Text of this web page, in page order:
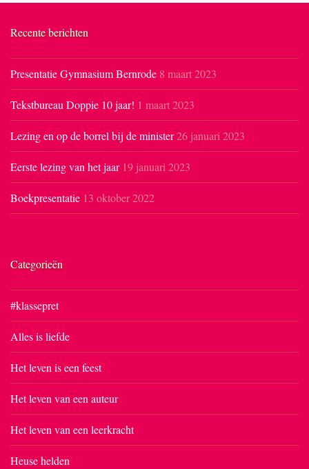
Recente berichten
Presentatie Gymnasium Bernrode 8 maart 2023
Tekstbureau Doppie 10 jaar! 1 maart 2023
Lezing en op de borrel bij de minister26 januari 2023
Eerste lezing van het jaar 19 januari 2023
Boekpresentatie 13 oktober 2022
Categorieën
#klassepret
Alles is liefde
Het leven is een feest
Het leven van een auteur
Het leven van een leerkracht
Heuse helden